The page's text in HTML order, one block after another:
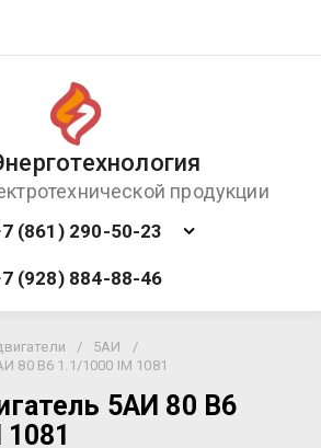
продукции
(861) 290-50-23
(928) 884-88-46
/ 5АИ
/
80 В6 1.1/1000 IM 1081
5АИ 80 В6